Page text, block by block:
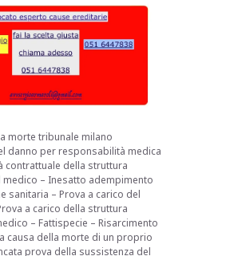
morte tribunale milano
danno per responsabilità medica
contrattuale della struttura
medico – Inesatto adempimento
sanitaria – Prova a carico del
a carico della struttura
– Fattispecie – Risarcimento
causa della morte di un proprio
prova della sussistenza del